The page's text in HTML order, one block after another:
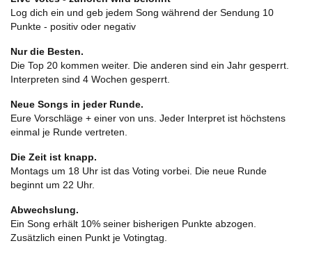
Log dich ein und geb jedem Song während der Sendung 10
Punkte - positiv oder negativ
Nur die Besten.
Die Top 20 kommen weiter. Die anderen sind ein Jahr gesperrt.
Interpreten sind 4 Wochen gesperrt.
Neue Songs in jeder Runde.
Eure Vorschläge + einer von uns. Jeder Interpret ist höchstens
einmal je Runde vertreten.
Die Zeit ist knapp.
Montags um 18 Uhr ist das Voting vorbei. Die neue Runde
beginnt um 22 Uhr.
Abwechslung.
Ein Song erhält 10% seiner bisherigen Punkte abzogen.
Zusätzlich einen Punkt je Votingtag.